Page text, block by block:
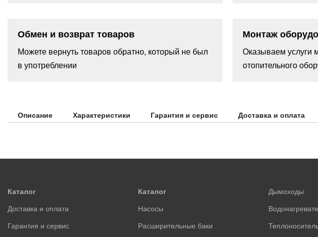
Обмен и возврат товаров
Можете вернуть товаров обратно, который не был
в употреблении
Монтаж
Оказываем услуги
отопительного
Описание Характеристики Гарантия и сервис Доставка и оплата
Каталог
Доставка и оплата
Гарантия и сервис
Каталог Дымоходы
Насосы
Расширительные баки